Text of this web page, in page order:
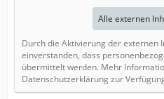
Alle externen
Durch die Aktivierung der externen
einverstanden, dass
übermittelt werden. Mehr
Datenschutzerklärung zur